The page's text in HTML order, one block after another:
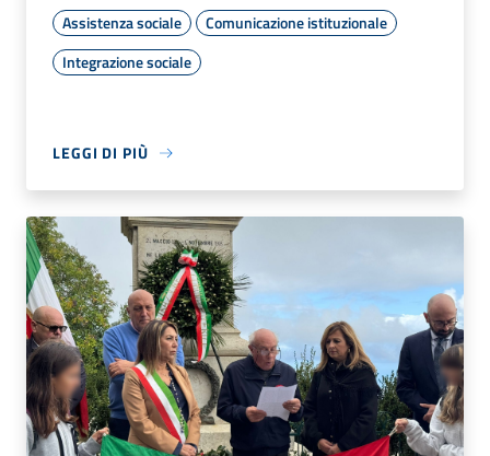
Assistenza sociale
Comunicazione istituzionale
Integrazione sociale
LEGGI DI PIÙ